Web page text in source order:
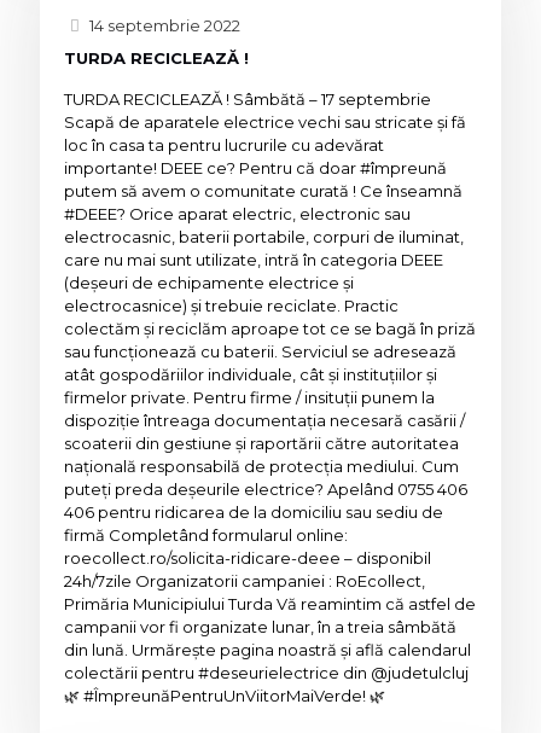
14 septembrie 2022
TURDA RECICLEAZĂ !
TURDA RECICLEAZĂ ! Sâmbătă – 17 septembrie
Scapă de aparatele electrice vechi sau stricate și fă
loc în casa ta pentru lucrurile cu adevărat
importante! DEEE ce? Pentru că doar #împreună
putem să avem o comunitate curată ! Ce înseamnă
#DEEE? Orice aparat electric, electronic sau
electrocasnic, baterii portabile, corpuri de iluminat,
care nu mai sunt utilizate, intră în categoria DEEE
(deșeuri de echipamente electrice și
electrocasnice) și trebuie reciclate. Practic
colectăm și reciclăm aproape tot ce se bagă în priză
sau funcționează cu baterii. Serviciul se adresează
atât gospodăriilor individuale, cât și instituțiilor și
firmelor private. Pentru firme / insituții punem la
dispoziție întreaga documentația necesară casării /
scoaterii din gestiune și raportării către autoritatea
națională responsabilă de protecția mediului. Cum
puteți preda deșeurile electrice? Apelând 0755 406
406 pentru ridicarea de la domiciliu sau sediu de
firmă Completând formularul online:
roecollect.ro/solicita-ridicare-deee – disponibil
24h/7zile Organizatorii campaniei : RoEcollect,
Primăria Municipiului Turda Vă reamintim că astfel de
campanii vor fi organizate lunar, în a treia sâmbătă
din lună. Urmărește pagina noastră și află calendarul
colectării pentru #deseurielectrice din @judetulcluj
🌿 #ÎmpreunăPentruUnViitorMaiVerde! 🌿